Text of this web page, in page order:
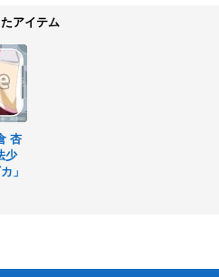
アイテム
杏
少
」